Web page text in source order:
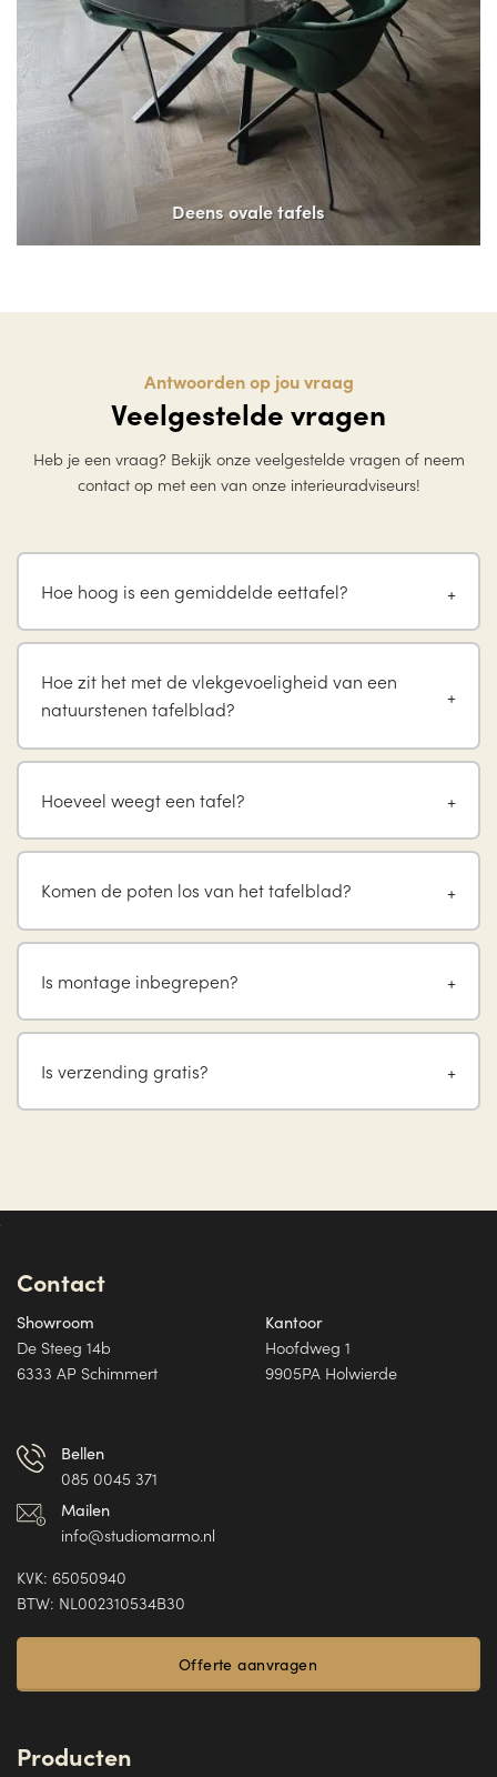
Deens ovale tafels
Antwoorden op jou vraag
Veelgestelde vragen
Heb je een vraag? Bekijk onze veelgestelde vragen of neem
contact op met een van onze interieuradviseurs!
Hoe hoog is een gemiddelde eettafel?
Hoe zit het met de vlekgevoeligheid van een
natuurstenen tafelblad?
Hoeveel weegt een tafel?
Komen de poten los van het tafelblad?
Is montage inbegrepen?
Is verzending gratis?
Contact
Showroom
De Steeg 14b
6333 AP Schimmert
Kantoor
Hoofdweg 1
9905PA Holwierde
Bellen
085 0045 371
Mailen
info@studiomarmo.nl
KVK: 65050940
BTW: NL002310534B30
Offerte aanvragen
Producten